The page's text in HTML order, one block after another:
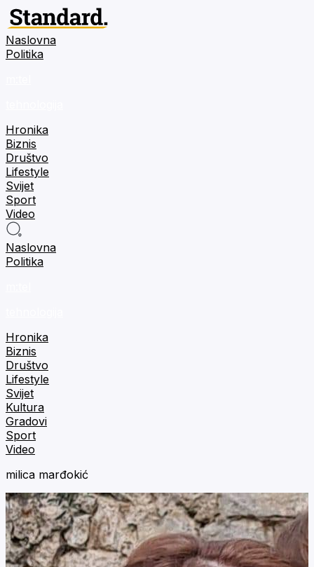
Naslovna
Politika
Hronika
Biznis
Društvo
Lifestyle
Svijet
Sport
Video
Naslovna
Politika
Hronika
Biznis
Društvo
Lifestyle
Svijet
Kultura
Gradovi
Sport
Video
milica marđokić